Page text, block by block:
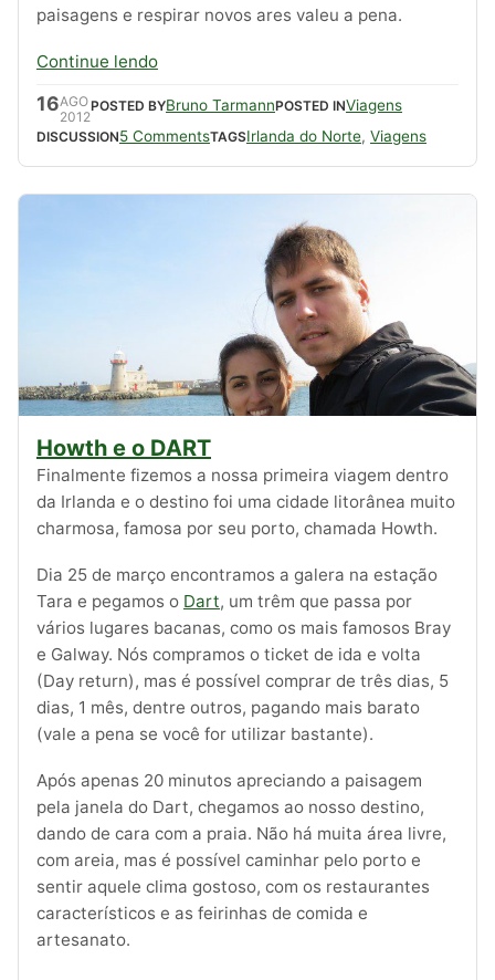
paisagens e respirar novos ares valeu a pena.
Continue lendo
16AGO
2012
POSTED BYBruno TarmannPOSTED INViagens
DISCUSSION5 CommentsTAGSIrlanda do Norte, Viagens
Howth e o DART
Finalmente fizemos a nossa primeira viagem dentro
da Irlanda e o destino foi uma cidade litorânea muito
charmosa, famosa por seu porto, chamada Howth.
Dia 25 de março encontramos a galera na estação
Tara e pegamos o Dart, um trêm que passa por
vários lugares bacanas, como os mais famosos Bray
e Galway. Nós compramos o ticket de ida e volta
(Day return), mas é possível comprar de três dias, 5
dias, 1 mês, dentre outros, pagando mais barato
(vale a pena se você for utilizar bastante).
Após apenas 20 minutos apreciando a paisagem
pela janela do Dart, chegamos ao nosso destino,
dando de cara com a praia. Não há muita área livre,
com areia, mas é possível caminhar pelo porto e
sentir aquele clima gostoso, com os restaurantes
característicos e as feirinhas de comida e
artesanato.